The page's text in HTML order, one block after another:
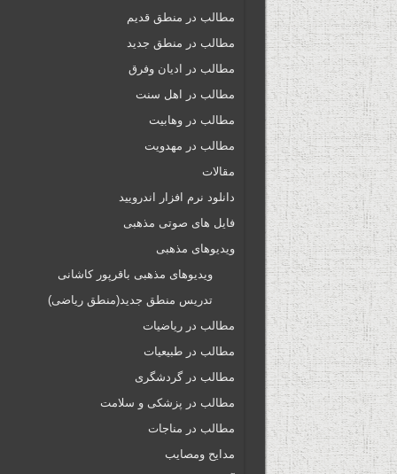
مطالب در منطق قدیم
مطالب در منطق جدید
مطالب در ادیان وفرق
مطالب در اهل سنت
مطالب در وهابیت
مطالب در مهدویت
مقالات
دانلود نرم افزار اندرویید
فایل های صوتی مذهبی
ویدیوهای مذهبی
ویدیوهای مذهبی باقرپور کاشانی
تدریس منطق جدید(منطق ریاضی)
مطالب در ریاضیات
مطالب در طبیعیات
مطالب در گردشگری
مطالب در پزشکی و سلامت
مطالب در مناجات
مدایح ومصایب